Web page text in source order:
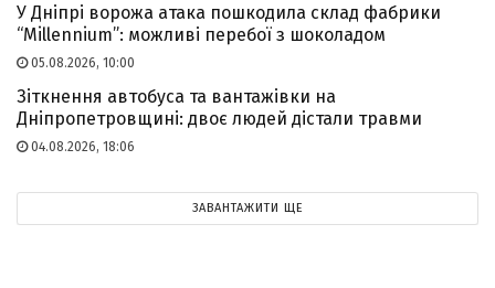
У Дніпрі ворожа атака пошкодила склад фабрики
“Millennium”: можливі перебої з шоколадом
05.08.2026, 10:00
Зіткнення автобуса та вантажівки на
Дніпропетровщині: двоє людей дістали травми
04.08.2026, 18:06
ЗАВАНТАЖИТИ ЩЕ